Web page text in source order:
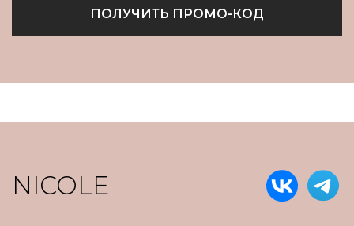
ПОЛУЧИТЬ ПРОМО-КОД
NICOLE